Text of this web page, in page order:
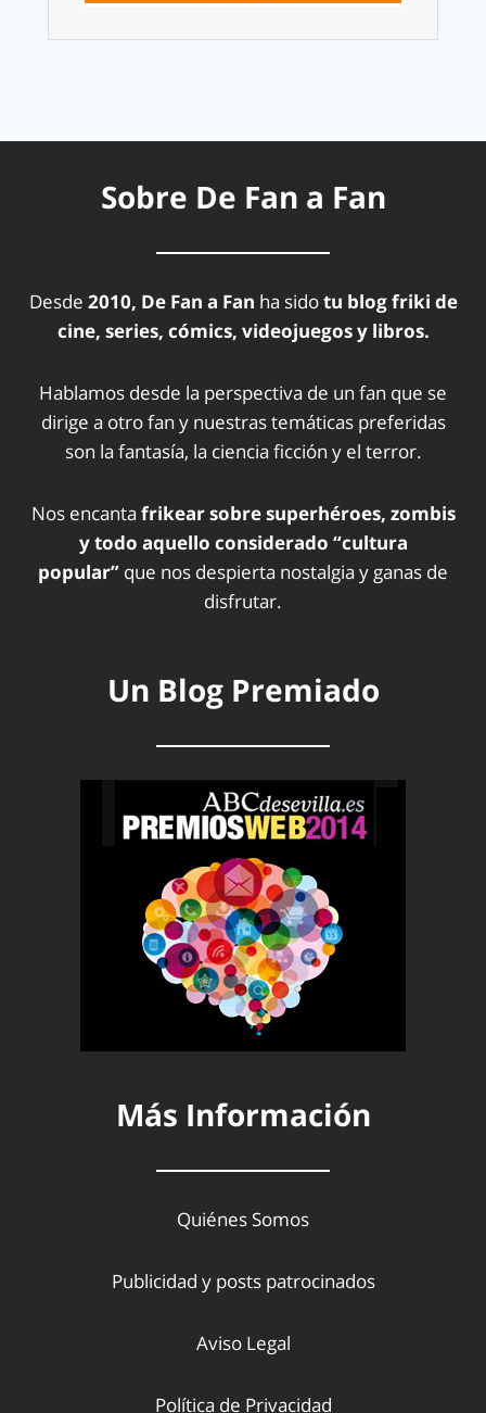
Sobre De Fan a Fan
Desde 2010, De Fan a Fan ha sidotu blog friki de
cine, series, cómics, videojuegos y libros.
Hablamos desde la perspectiva de un fan que se
dirige a otro fan y nuestras temáticas preferidas
son la fantasía, la ciencia ficción y el terror.
Nos encanta frikear sobre superhéroes, zombis
y todo aquello considerado “cultura
popular” que nos despierta nostalgia y ganas de
disfrutar.
Un Blog Premiado
Más Información
Quiénes Somos
Publicidad y posts patrocinados
Aviso Legal
Política de Privacidad